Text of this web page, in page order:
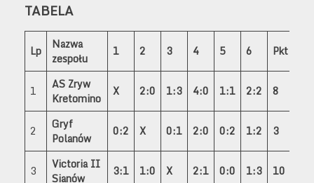
TABELA
Lp
Nazwa
zespołu
1 2 3 4 5 6 Pkt
1
AS Zryw
Kretomino
X 2:0 1:3 4:0 1:1 2:2 8
2
Gryf
Polanów
0:2 X 0:1 2:0 0:2 1:2 3
3
Victoria II
Sianów
3:1 1:0 X 2:1 0:0 1:3 10